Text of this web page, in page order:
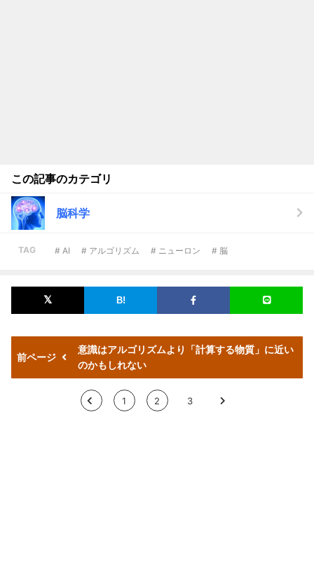
この記事のカテゴリ
脳科学
TAG # AI # アルゴリズム # ニューロン # 脳
前ページ
意識はアルゴリズムより「計算する物質」に近い
のかもしれない
< 1 2 3 >